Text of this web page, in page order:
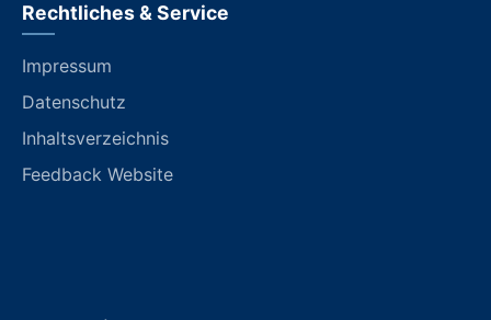
Rechtliches & Service
Impressum
Datenschutz
Inhaltsverzeichnis
Feedback Website